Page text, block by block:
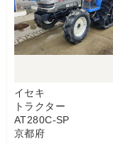
イセキ
トラクター
AT280C-SP
京都府